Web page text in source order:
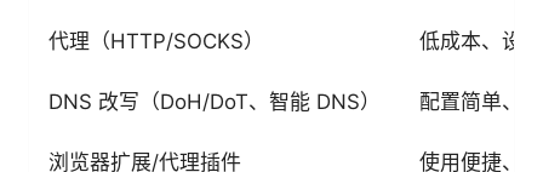
代理（HTTP/SOCKS） 低成本、设
DNS 改写（DoH/DoT、智能 DNS） 配置简单、
浏览器扩展/代理插件 使用便捷、